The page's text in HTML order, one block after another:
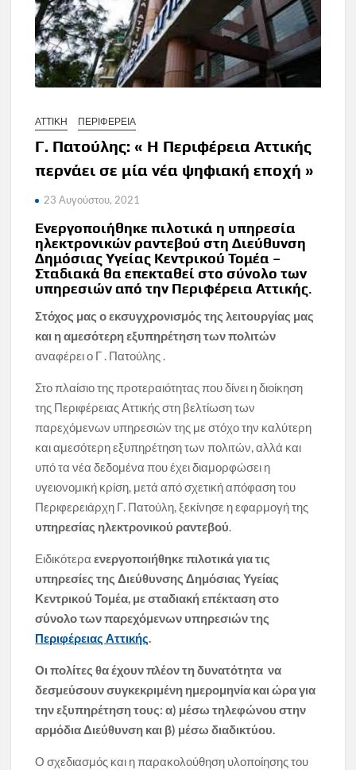
ΑΤΤΙΚΗ ΠΕΡΙΦΕΡΕΙΑ
Γ. Πατούλης: « Η Περιφέρεια Αττικής
περνάει σε μία νέα ψηφιακή εποχή »
23 Αυγούστου, 2021
Ενεργοποιήθηκε πιλοτικά η υπηρεσία
ηλεκτρονικών ραντεβού στη Διεύθυνση
Δημόσιας Υγείας Κεντρικού Τομέα –
Σταδιακά θα επεκταθεί στο σύνολο των
υπηρεσιών από την Περιφέρεια Αττικής.
Στόχος μας ο εκσυγχρονισμός της λειτουργίας μας
και η αμεσότερη εξυπηρέτηση των πολιτών
αναφέρει ο Γ . Πατούλης .
Στο πλαίσιο της προτεραιότητας που δίνει η διοίκηση
της Περιφέρειας Αττικής στη βελτίωση των
παρεχόμενων υπηρεσιών της με στόχο την καλύτερη
και αμεσότερη εξυπηρέτηση των πολιτών, αλλά και
υπό τα νέα δεδομένα που έχει διαμορφώσει η
υγειονομική κρίση, μετά από σχετική απόφαση του
Περιφερειάρχη Γ. Πατούλη, ξεκίνησε η εφαρμογή της
υπηρεσίας ηλεκτρονικού ραντεβού.
Ειδικότεραενεργοποιήθηκε πιλοτικά για τις
υπηρεσίες της Διεύθυνσης Δημόσιας Υγείας
Κεντρικού Τομέα, με σταδιακή επέκταση στο
σύνολο των παρεχόμενων υπηρεσιών της
Περιφέρειας Αττικής.
Οι πολίτες θα έχουν πλέον τη δυνατότητα να
δεσμεύσουν συγκεκριμένη ημερομηνία και ώρα για
την εξυπηρέτηση τους: α) μέσω τηλεφώνου στην
αρμόδια Διεύθυνση και β) μέσω διαδικτύου.
Ο σχεδιασμός και η παρακολούθηση υλοποίησης του